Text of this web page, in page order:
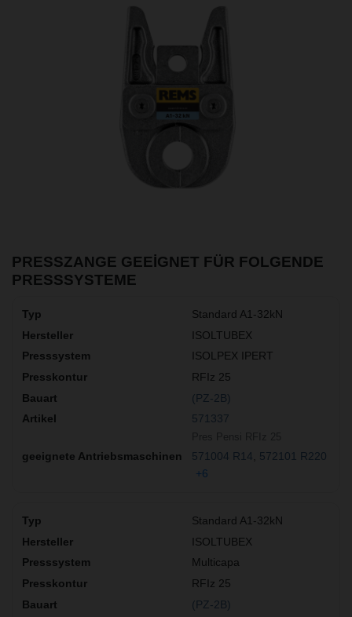
PRESSZANGE GEEIGNET FÜR FOLGENDE
PRESSSYSTEME
Standard A1-32kN
ISOLTUBEX
ISOLPEX IPERT
RFIz 25
(PZ-2B)
571337
571004 R14
572101 R220
+6
Standard A1-32kN
ISOLTUBEX
Multicapa
RFIz 25
(PZ-2B)